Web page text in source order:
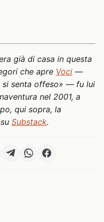
già di casa in questa
che apre Voci —
si senta offeso» — fu lui
nel 2001, a
qui sopra, la
Substack.